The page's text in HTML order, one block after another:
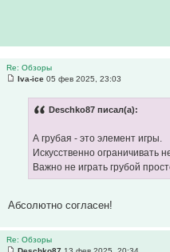
Re: Обзоры
Iva-ice 05 фев 2025, 23:03
Deschko87 писал(а):
А грубая - это элемент игры.
Искусственно ограничивать
Важно не играть грубой
Абсолютно согласен!
Re: Обзоры